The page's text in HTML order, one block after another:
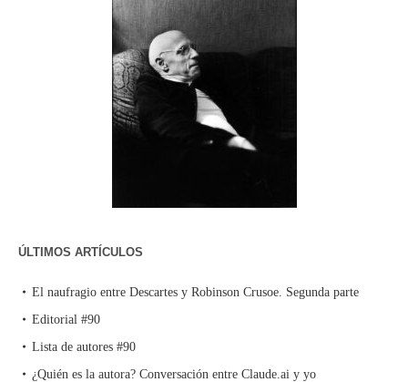
ÚLTIMOS ARTÍCULOS
El naufragio entre Descartes y Robinson Crusoe. Segunda parte
Editorial #90
Lista de autores #90
¿Quién es la autora? Conversación entre Claude.ai y yo